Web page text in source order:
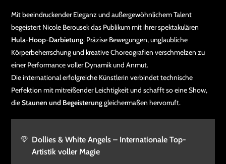
Mit beeindruckender Eleganz und außergewöhnlichem Talent
begeistert Nicole Berousek das Publikum mit ihrer spektakulären
Hula-Hoop-Darbietung. Präzise Bewegungen, unglaubliche
Körperbeherrschung und kreative Choreografien verschmelzen zu
einer Performance voller Dynamik und Anmut.
Die international erfolgreiche Künstlerin verbindet technische
Perfektion mit mitreißender Leichtigkeit und schafft so eine Show,
dieStaunen und Begeisterunggleichermaßen hervorruft.
Dollies & White Angels – Internationale Top-
Artistik voller Magie